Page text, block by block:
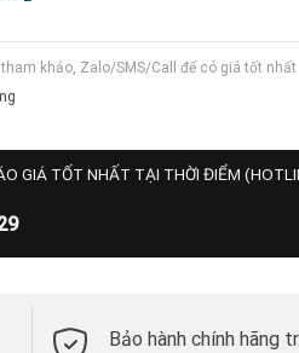
tham khảo, Zalo/SMS/Call để có giá tốt nhất
GIÁ TỐT NHẤT TẠI THỜI ĐIỂM
Bảo hành chính hãng